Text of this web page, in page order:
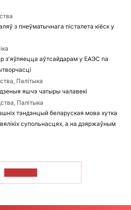
з пнеўматычнага пісталета кіёск у
з'яўляецца аўтсайдарам у ЕАЭС па
Палітыка
яшчэ чатыры чалавекі
Палітыка
тэндэнцый беларуская мова хутка
супольнасцях, а на дзяржаўным